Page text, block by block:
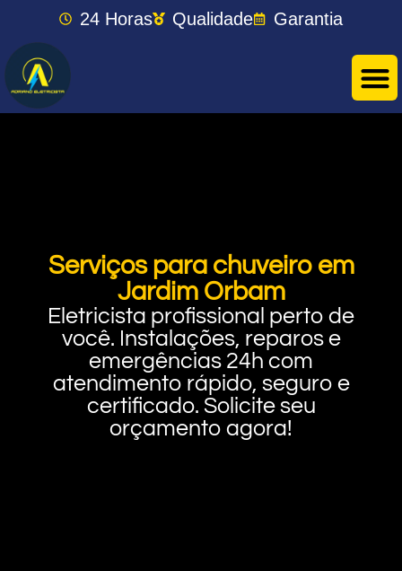
24 Horas Qualidade Garantia
Serviços para chuveiro em
Jardim Orbam
Eletricista profissional perto de
você. Instalações, reparos e
emergências 24h com
atendimento rápido, seguro e
certificado. Solicite seu
orçamento agora!